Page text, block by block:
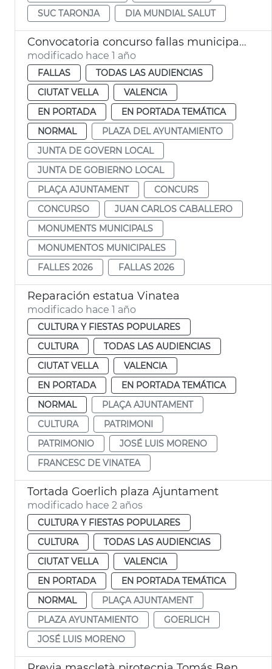
SUC TARONJA
DIA MUNDIAL SALUT
Convocatoria concurso fallas municipales València 2026
modificado hace 1 año
FALLAS
TODAS LAS AUDIENCIAS
CIUTAT VELLA
VALENCIA
EN PORTADA
EN PORTADA TEMÁTICA
NORMAL
PLAZA DEL AYUNTAMIENTO
JUNTA DE GOVERN LOCAL
JUNTA DE GOBIERNO LOCAL
PLAÇA AJUNTAMENT
CONCURS
CONCURSO
JUAN CARLOS CABALLERO
MONUMENTS MUNICIPALS
MONUMENTOS MUNICIPALES
FALLES 2026
FALLAS 2026
Reparación estatua Vinatea
modificado hace 1 año
CULTURA Y FIESTAS POPULARES
CULTURA
TODAS LAS AUDIENCIAS
CIUTAT VELLA
VALENCIA
EN PORTADA
EN PORTADA TEMÁTICA
NORMAL
PLAÇA AJUNTAMENT
CULTURA
PATRIMONI
PATRIMONIO
JOSÉ LUIS MORENO
FRANCESC DE VINATEA
Tortada Goerlich plaza Ajuntament
modificado hace 2 años
CULTURA Y FIESTAS POPULARES
CULTURA
TODAS LAS AUDIENCIAS
CIUTAT VELLA
VALENCIA
EN PORTADA
EN PORTADA TEMÁTICA
NORMAL
PLAÇA AJUNTAMENT
PLAZA AYUNTAMIENTO
GOERLICH
JOSÉ LUIS MORENO